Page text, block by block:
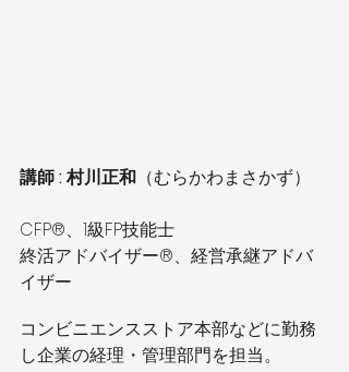
講師 : 村川正和 （むらかわまさかず）
CFP®、1級FP技能士
終活アドバイザー®、経営承継アドバ
イザー
コンビニエンスストア本部などに勤務
し企業の経理・管理部門を担当。